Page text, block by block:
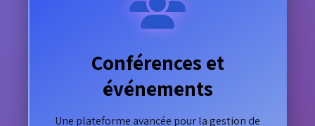
Conférences et
événements
Une plateforme avancée pour la gestion de